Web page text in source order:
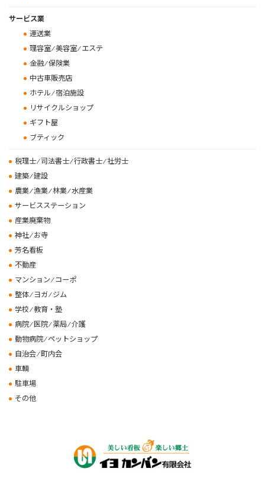
サービス業
運送業
理容室 ⁄ 美容室 ⁄ エステ
金融 ⁄ 保険業
中古車販売店
ホテル ⁄ 宿泊施設
リサイクルショップ
ギフト屋
ブティック
税理士 ⁄ 司法書士 ⁄ 行政書士 ⁄ 社労士
建築 ⁄ 建設
農業 ⁄ 漁業 ⁄ 林業 ⁄ 水産業
サービスステーション
産業廃棄物
神社 ⁄ お寺
芳名看板
不動産
マンション ⁄ コーポ
整体 ⁄ ヨガ ⁄ ジム
学校 ⁄ 教育・塾
病院 ⁄ 医院 ⁄ 薬局 ⁄ 介護
動物病院 ⁄ ペットショップ
自治会 ⁄ 町内会
車輌
駐車場
その他